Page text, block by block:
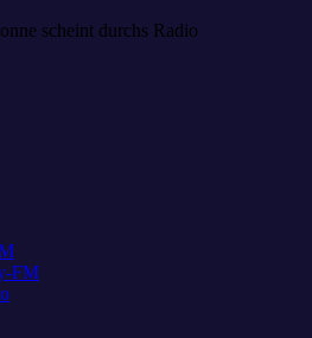
scheint durchs Radio
FM